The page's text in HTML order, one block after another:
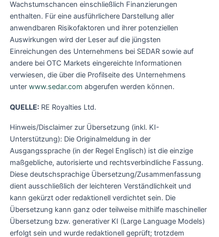
Wachstumschancen einschließlich Finanzierungen
enthalten. Für eine ausführlichere Darstellung aller
anwendbaren Risikofaktoren und ihrer potenziellen
Auswirkungen wird der Leser auf die jüngsten
Einreichungen des Unternehmens bei SEDAR sowie auf
andere bei OTC Markets eingereichte Informationen
verwiesen, die über die Profilseite des Unternehmens
unter www.sedar.com abgerufen werden können.
QUELLE: RE Royalties Ltd.
Hinweis/Disclaimer zur Übersetzung (inkl. KI-
Unterstützung): Die Originalmeldung in der
Ausgangssprache (in der Regel Englisch) ist die einzige
maßgebliche, autorisierte und rechtsverbindliche Fassung.
Diese deutschsprachige Übersetzung/Zusammenfassung
dient ausschließlich der leichteren Verständlichkeit und
kann gekürzt oder redaktionell verdichtet sein. Die
Übersetzung kann ganz oder teilweise mithilfe maschineller
Übersetzung bzw. generativer KI (Large Language Models)
erfolgt sein und wurde redaktionell geprüft; trotzdem